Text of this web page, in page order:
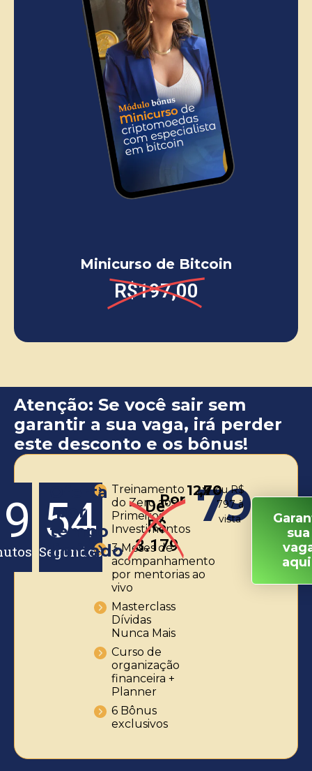
Minicurso de Bitcoin
R$197,00
Atenção: Se você sair sem
garantir a sua vaga, irá perder
este desconto e os bônus!
54
Segundos
Oferta
por
tempo
limitado
Treinamento
do Zero aos
Primeiros
Investimentos
3 Meses de
acompanhamento
por mentorias ao
vivo
Masterclass
Dívidas
Nunca Mais
Curso de
organização
financeira +
Planner
6 Bônus
exclusivos
De:
R$
3.179
Por
12x
79
,70ou R$
797 à
vista
sua